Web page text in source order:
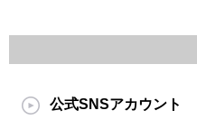
公式SNSアカウント